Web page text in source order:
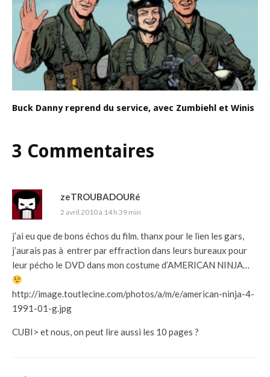
Buck Danny reprend du service, avec Zumbiehl et Winis
3 Commentaires
zeTROUBADOURé
2 avril 2010 à 14 h 39 min
j’ai eu que de bons échos du film. thanx pour le lien les gars,
j’aurais pas à entrer par effraction dans leurs bureaux pour
leur pécho le DVD dans mon costume d’AMERICAN NINJA…
http://image.toutlecine.com/photos/a/m/e/american-ninja-4-
1991-01-g.jpg
CUBI> et nous, on peut lire aussi les 10 pages ?